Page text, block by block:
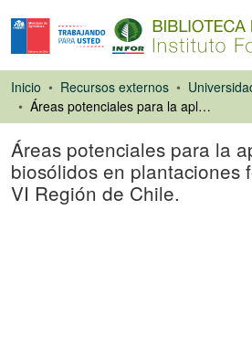
Inicio Recursos externos
Áreas potenciales para la aplicación de biosólidos en plantaciones forestales de la VI Región de Chile.
Áreas potenciales para la
biosólidos en plantaciones
VI Región de Chile.